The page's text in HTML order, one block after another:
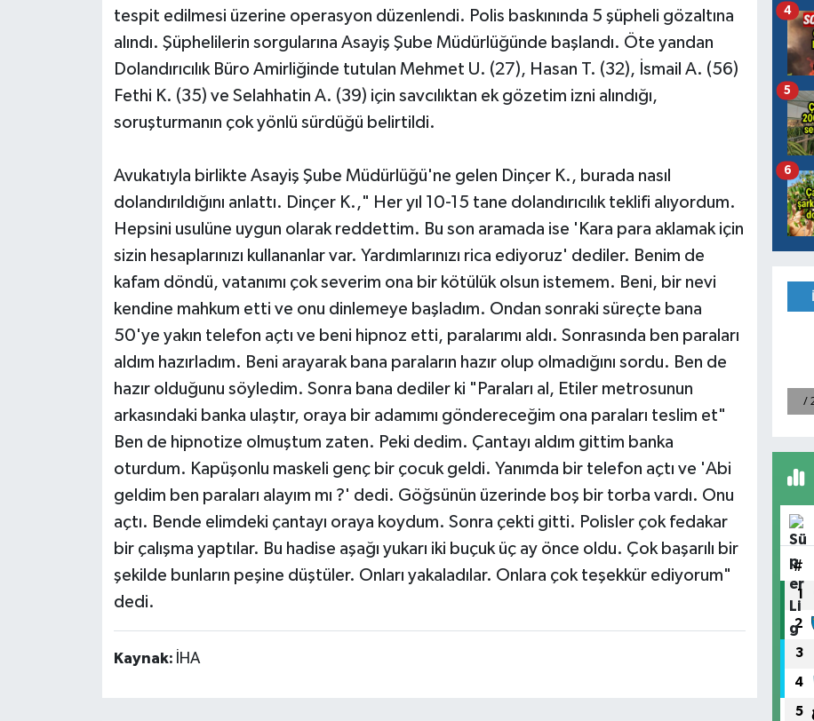
tespit edilmesi üzerine operasyon düzenlendi. Polis baskınında 5 şüpheli gözaltına
alındı. Şüphelilerin sorgularına Asayiş Şube Müdürlüğünde başlandı. Öte yandan
Dolandırıcılık Büro Amirliğinde tutulan Mehmet U. (27), Hasan T. (32), İsmail A. (56)
Fethi K. (35) ve Selahhatin A. (39) için savcılıktan ek gözetim izni alındığı,
soruşturmanın çok yönlü sürdüğü belirtildi.
Avukatıyla birlikte Asayiş Şube Müdürlüğü'ne gelen Dinçer K., burada nasıl
dolandırıldığını anlattı. Dinçer K.," Her yıl 10-15 tane dolandırıcılık teklifi alıyordum.
Hepsini usulüne uygun olarak reddettim. Bu son aramada ise 'Kara para aklamak için
sizin hesaplarınızı kullananlar var. Yardımlarınızı rica ediyoruz' dediler. Benim de
kafam döndü, vatanımı çok severim ona bir kötülük olsun istemem. Beni, bir nevi
kendine mahkum etti ve onu dinlemeye başladım. Ondan sonraki süreçte bana
50'ye yakın telefon açtı ve beni hipnoz etti, paralarımı aldı. Sonrasında ben paraları
aldım hazırladım. Beni arayarak bana paraların hazır olup olmadığını sordu. Ben de
hazır olduğunu söyledim. Sonra bana dediler ki "Paraları al, Etiler metrosunun
arkasındaki banka ulaştır, oraya bir adamımı göndereceğim ona paraları teslim et"
Ben de hipnotize olmuştum zaten. Peki dedim. Çantayı aldım gittim banka
oturdum. Kapüşonlu maskeli genç bir çocuk geldi. Yanımda bir telefon açtı ve 'Abi
geldim ben paraları alayım mı ?' dedi. Göğsünün üzerinde boş bir torba vardı. Onu
açtı. Bende elimdeki çantayı oraya koydum. Sonra çekti gitti. Polisler çok fedakar
bir çalışma yaptılar. Bu hadise aşağı yukarı iki buçuk üç ay önce oldu. Çok başarılı bir
şekilde bunların peşine düştüler. Onları yakaladılar. Onlara çok teşekkür ediyorum"
dedi.
Kaynak: İHA
4
5
6
#
1
2
3
4
5